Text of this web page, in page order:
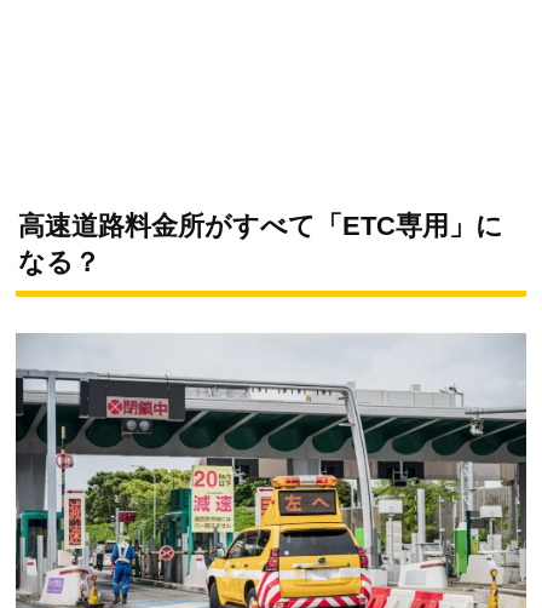
高速道路料金所がすべて「ETC専用」に
なる？